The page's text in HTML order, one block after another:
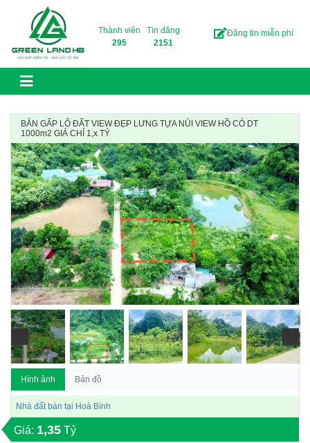
Skip to content
Thành viên
295
Tin đăng
2151
Đăng tin miễn phí
BÁN GẤP LÔ ĐẤT VIEW ĐẸP LƯNG TỰA NÚI VIEW HỒ CÓ DT
1000m2 GIÁ CHỈ 1,x TỶ
Hình ảnh Bản đồ
Nhà đất bán tại Hoà Bình
Giá: 1,35 Tỷ